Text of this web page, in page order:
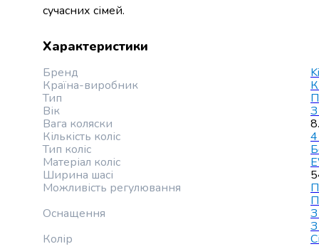
випічки
Приправа
Кухонна
сіль
Продукти
для
суші
і
ролів
та
сучасних сімей.
Характеристики
Бренд
Країна-виробник
Тип
Вік
Вага коляски
Кількість коліс
Тип коліс
Матеріал коліс
Ширина шасі
Можливість регулювання
Оснащення
Колір